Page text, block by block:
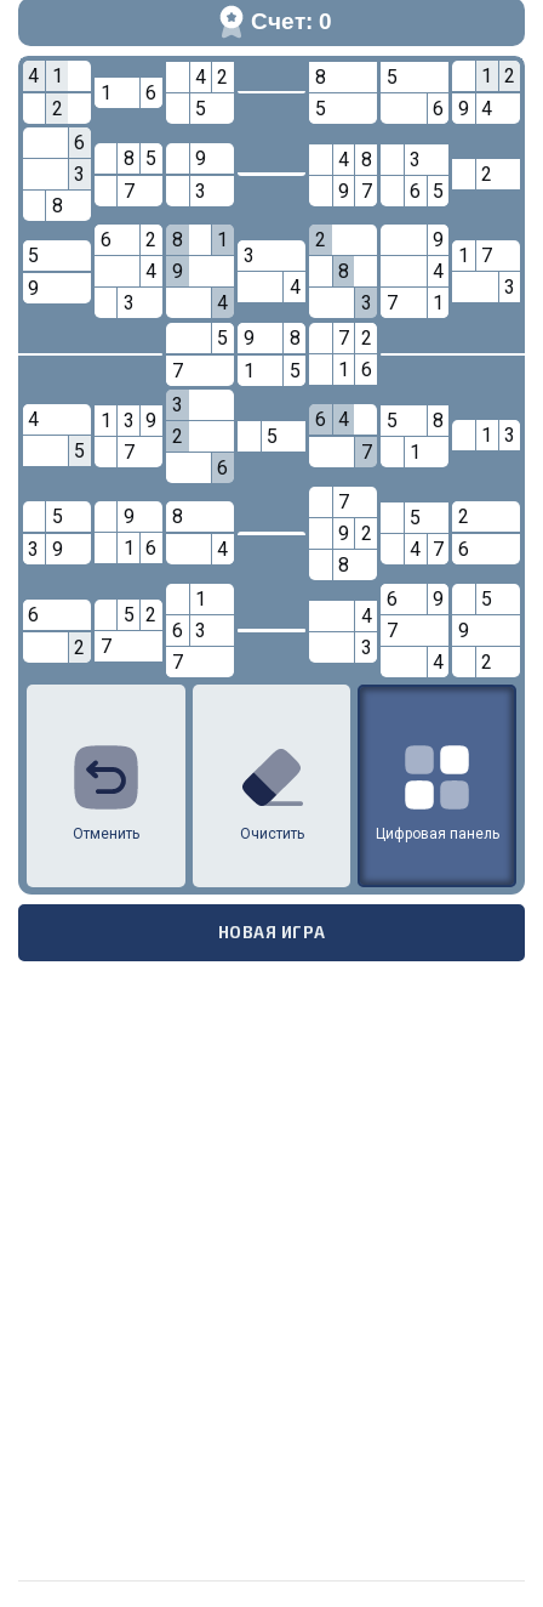
Счет: 0
4
1
2
1 6
4 2
5
8
5
5
6
1
2
9 4
6
3
8
8 5
7
9
3
4 8
9 7
3
6
5
2
5
9
6
2
4
3
8
1
9
4
3
4
2
8
3
9
4
7
1
1
7
3
5
7
9
8
1
5
7 2
1
6
4
5
1 3 9
7
3
2
6
5
6 4
7
5
8
1
1 3
5
3
9
9
1
6
8
4
7
9 2
8
5
4 7
2
6
6
2
5 2
7
1
6 3
7
4
3
6
9
7
4
5
9
2
Отменить Очистить Цифровая панель
НОВАЯ ИГРА